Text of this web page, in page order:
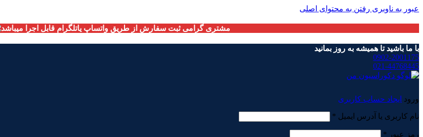
عبور به ناوبری رفتن به محتوای اصلی
مشتری گرامی ثبت سفارش از طریق واتساپ یاتلگرام قابل اجرا میباشد
با ما باشید تا همیشه به روز بمانید
0902-2001175
021-44768445
ورود ایجاد حساب کاربری
نام کاربری یا آدرس ایمیل *
رمز عبور *